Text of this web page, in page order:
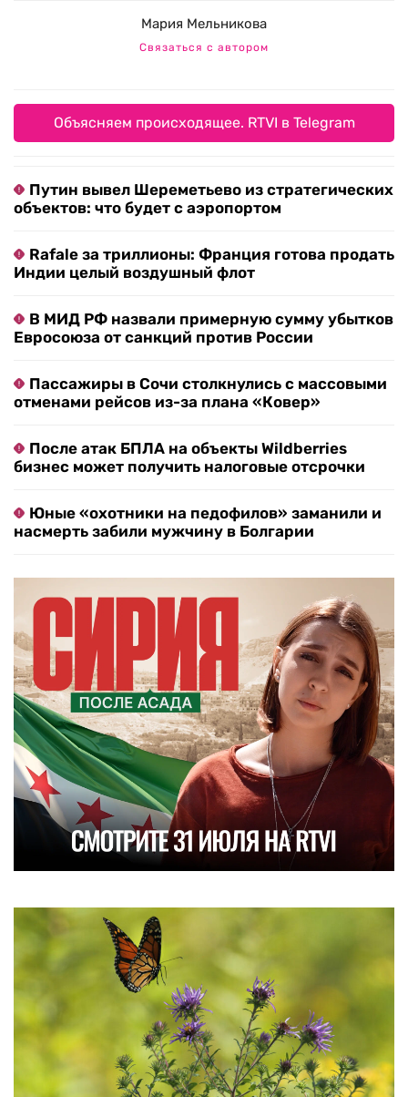
Мария Мельникова
Связаться с автором
Объясняем происходящее. RTVI в Telegram
Путин вывел Шереметьево из стратегических
объектов: что будет с аэропортом
Rafale за триллионы: Франция готова продать
Индии целый воздушный флот
В МИД РФ назвали примерную сумму убытков
Евросоюза от санкций против России
Пассажиры в Сочи столкнулись с массовыми
отменами рейсов из-за плана «Ковер»
После атак БПЛА на объекты Wildberries
бизнес может получить налоговые отсрочки
Юные «охотники на педофилов» заманили и
насмерть забили мужчину в Болгарии